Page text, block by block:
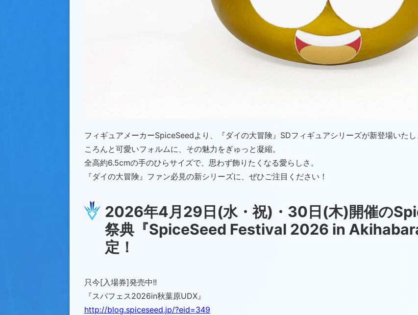
フィギュアメーカーSpiceSeedより、『ダイの大冒険』SDフィギュアシリーズが新登場いたし
ころんと可愛いフォルムに、その魅力をぎゅっと凝縮。
全高約6.5cmの手のひらサイズで、思わず飾りたくなる愛らしさ。
『ダイの大冒険』ファン必見の新シリーズに、ぜひご注目ください！
2026年4月29日(水・祝)・30日(木)開催の
祭典『SpiceSeed Festival 2026 in
定！
只今[入場券]発売中!!
『スパフェス2026in秋葉原UDX』
http://blog.spiceseed.jp/?eid=349